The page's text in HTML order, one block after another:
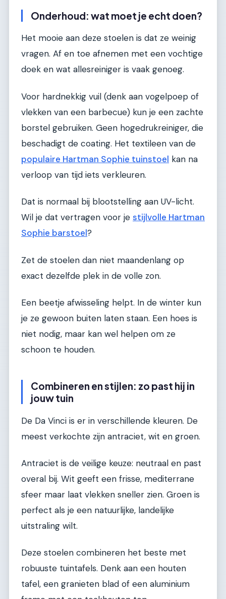
Onderhoud: wat moet je echt doen?
Het mooie aan deze stoelen is dat ze weinig
vragen. Af en toe afnemen met een vochtige
doek en wat allesreiniger is vaak genoeg.
Voor hardnekkig vuil (denk aan vogelpoep of
vlekken van een barbecue) kun je een zachte
borstel gebruiken. Geen hogedrukreiniger, die
beschadigt de coating. Het textileen van de
populaire Hartman Sophie tuinstoel kan na
verloop van tijd iets verkleuren.
Dat is normaal bij blootstelling aan UV-licht.
Wil je dat vertragen voor je stijlvolle Hartman
Sophie barstoel?
Zet de stoelen dan niet maandenlang op
exact dezelfde plek in de volle zon.
Een beetje afwisseling helpt. In de winter kun
je ze gewoon buiten laten staan. Een hoes is
niet nodig, maar kan wel helpen om ze
schoon te houden.
Combineren en stijlen: zo past hij in
jouw tuin
De Da Vinci is er in verschillende kleuren. De
meest verkochte zijn antraciet, wit en groen.
Antraciet is de veilige keuze: neutraal en past
overal bij. Wit geeft een frisse, mediterrane
sfeer maar laat vlekken sneller zien. Groen is
perfect als je een natuurlijke, landelijke
uitstraling wilt.
Deze stoelen combineren het beste met
robuuste tuintafels. Denk aan een houten
tafel, een granieten blad of een aluminium